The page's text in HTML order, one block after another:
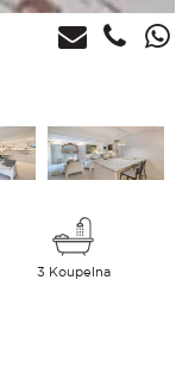
3 Koupelna